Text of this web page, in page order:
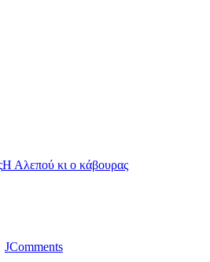
Η Αλεπού κι ο κάβουρας
JComments